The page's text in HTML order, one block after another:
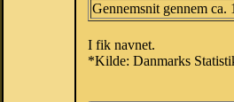
Gennemsnit gennem ca.
I fik navnet.
*Kilde: Danmarks